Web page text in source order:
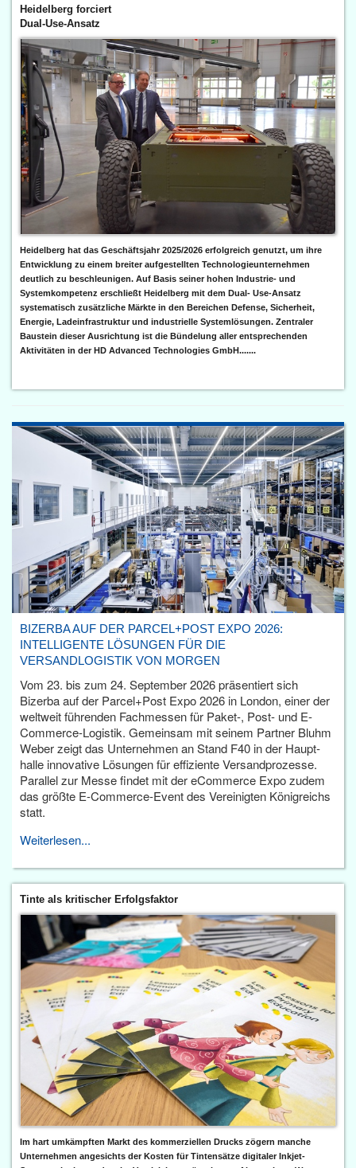
Heidelberg forciert
Dual-Use-Ansatz
Heidelberg hat das Geschäftsjahr 2025/2026 erfolgreich genutzt, um ihre
Entwicklung zu einem breiter aufgestellten Technologieunternehmen
deutlich zu beschleunigen. Auf Basis seiner hohen Industrie- und
Systemkompetenz erschließt Heidelberg mit dem Dual- Use-Ansatz
systematisch zusätzliche Märkte in den Bereichen Defense, Sicherheit,
Energie, Ladeinfrastruktur und industrielle Systemlösungen. Zentraler
Baustein dieser Ausrichtung ist die Bündelung aller entsprechenden
Aktivitäten in der HD Advanced Technologies GmbH.......
BIZERBA AUF DER PARCEL+POST EXPO 2026:
INTELLIGENTE LÖSUNGEN FÜR DIE
VERSANDLOGISTIK VON MORGEN
Vom 23. bis zum 24. September 2026 präsentiert sich
Bizerba auf der Parcel+Post Expo 2026 in London, einer der
weltweit führenden Fachmessen für Paket-, Post- und E-
Commerce-Logistik. Gemeinsam mit seinem Partner Bluhm
Weber zeigt das Unternehmen an Stand F40 in der Haupt­
halle innovative Lösungen für effiziente Versandprozesse.
Parallel zur Messe findet mit der eCommerce Expo zudem
das größte E-Commerce-Event des Vereinigten Königreichs
statt.
Weiterlesen...
Tinte als kritischer Erfolgsfaktor
Im hart umkämpften Markt des kommerziellen Drucks zögern manche
Unternehmen angesichts der Kosten für Tintensätze digitaler Inkjet-